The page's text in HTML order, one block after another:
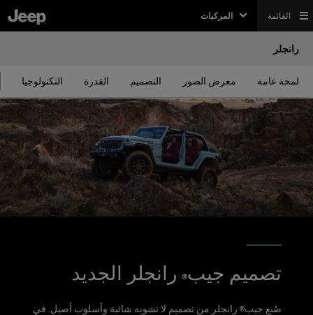
المركبات القائمة
رانجلر
لمحة عامة معرض الصور التصميم القدرة التكنولوجيا
تصميم جيب® رانجلر الجديد
صُنع جيب® رانجلر من تصميم لا تشوبه شائبة وأسلوب أصيل. في